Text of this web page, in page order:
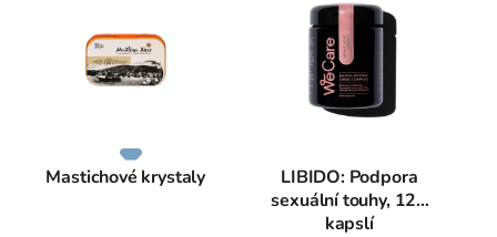
Mastichové krystaly
LIBIDO: Podpora
sexuální touhy, 120
kapslí